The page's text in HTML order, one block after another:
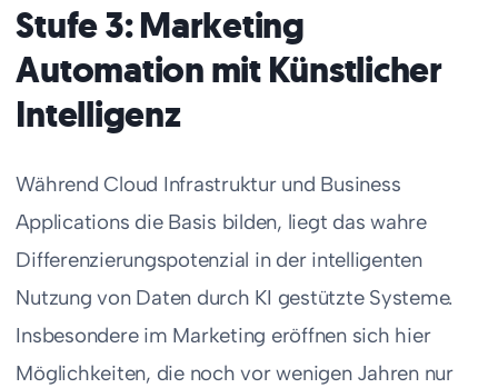
Stufe 3: Marketing
Automation mit Künstlicher
Intelligenz
Während Cloud Infrastruktur und Business
Applications die Basis bilden, liegt das wahre
Differenzierungspotenzial in der intelligenten
Nutzung von Daten durch KI gestützte Systeme.
Insbesondere im Marketing eröffnen sich hier
Möglichkeiten, die noch vor wenigen Jahren nur